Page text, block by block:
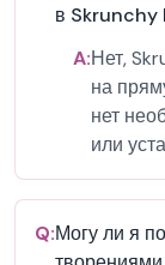
в Skrunchy
A:Нет,
на
нет
или
Q:Могу ли я